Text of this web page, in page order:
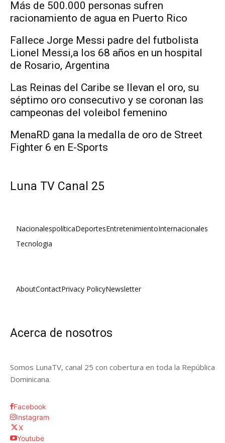
Más de 500.000 personas sufren
racionamiento de agua en Puerto Rico
Fallece Jorge Messi padre del futbolista
Lionel Messi,a los 68 años en un hospital
de Rosario, Argentina
Las Reinas del Caribe se llevan el oro, su
séptimo oro consecutivo y se coronan las
campeonas del voleibol femenino
MenaRD gana la medalla de oro de Street
Fighter 6 en E-Sports
Luna TV Canal 25
NacionalespolíticaDeportesEntretenimientoInternacionales
Tecnologia
AboutContactPrivacy PolicyNewsletter
Acerca de nosotros
Somos LunaTV, canal 25 con cobertura en toda la República
Dominicana.
Facebook
Instagram
X
Youtube